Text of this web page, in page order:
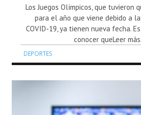
Los Juegos Olímpicos, que tuvieron
para el año que viene debido a
COVID-19, ya tienen nueva fecha.
conocer queLeer
DEPORTES